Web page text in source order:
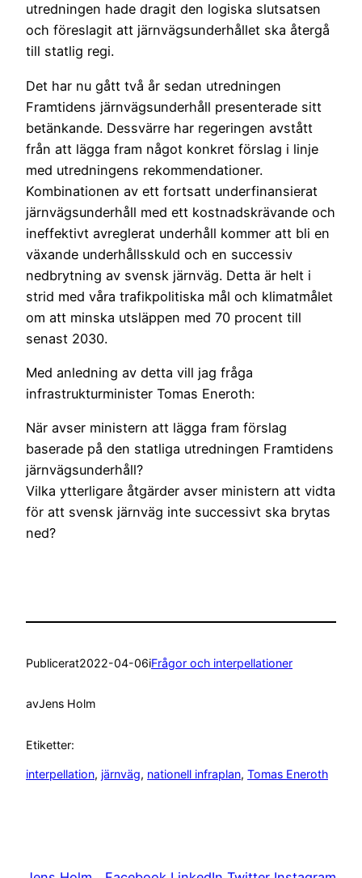
utredningen hade dragit den logiska slutsatsen
och föreslagit att järnvägsunderhållet ska återgå
till statlig regi.
Det har nu gått två år sedan utredningen
Framtidens järnvägsunderhåll presenterade sitt
betänkande. Dessvärre har regeringen avstått
från att lägga fram något konkret förslag i linje
med utredningens rekommendationer.
Kombinationen av ett fortsatt underfinansierat
järnvägsunderhåll med ett kostnadskrävande och
ineffektivt avreglerat underhåll kommer att bli en
växande underhållsskuld och en successiv
nedbrytning av svensk järnväg. Detta är helt i
strid med våra trafikpolitiska mål och klimatmålet
om att minska utsläppen med 70 procent till
senast 2030.
Med anledning av detta vill jag fråga
infrastrukturminister Tomas Eneroth:
När avser ministern att lägga fram förslag
baserade på den statliga utredningen Framtidens
järnvägsunderhåll?
Vilka ytterligare åtgärder avser ministern att vidta
för att svensk järnväg inte successivt ska brytas
ned?
Publicerat2022-04-06iFrågor och interpellationer
avJens Holm
Etiketter:
interpellation, järnväg, nationell infraplan, Tomas Eneroth